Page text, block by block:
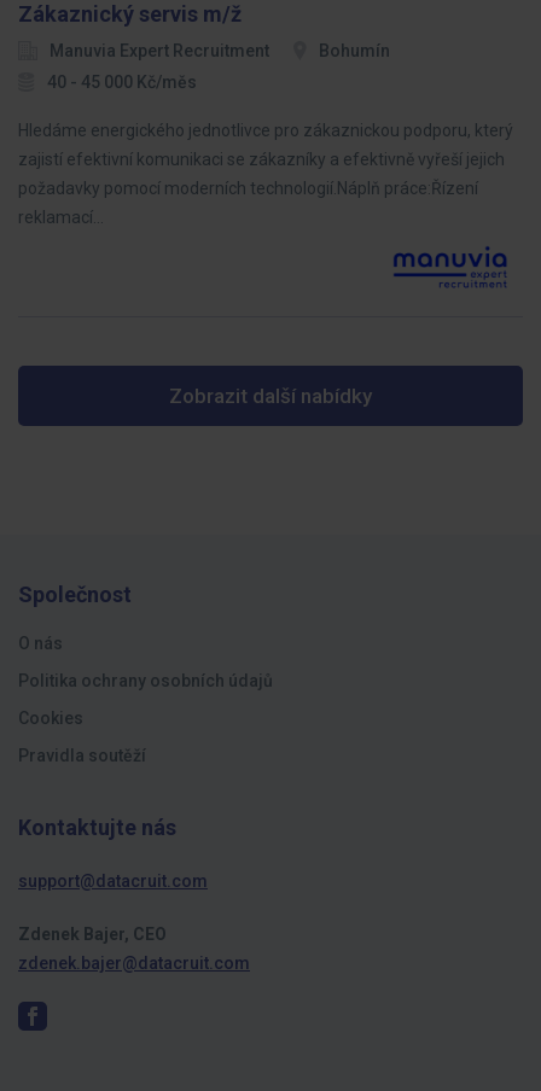
Zákaznický servis m/ž
Manuvia Expert Recruitment
Bohumín
40 - 45 000 Kč/měs
Hledáme energického jednotlivce pro zákaznickou podporu, který
zajistí efektivní komunikaci se zákazníky a efektivně vyřeší jejich
požadavky pomocí moderních technologií.Náplň práce:Řízení
reklamací…
Zobrazit další nabídky
Společnost
O nás
Politika ochrany osobních údajů
Cookies
Pravidla soutěží
Kontaktujte nás
support@datacruit.com
Zdenek Bajer, CEO
zdenek.bajer@datacruit.com